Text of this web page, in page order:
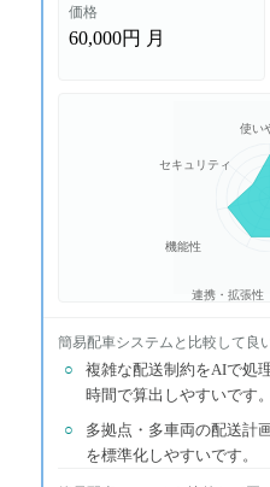
価格
60,000円 月
使い
連携・拡張性
機能性
セキュリティ
簡易配車システム と比較して良
○
複雑な配送制約をAIで処
時間で算出しやすいです。
○
多拠点・多車両の配送計
を標準化しやすいです。